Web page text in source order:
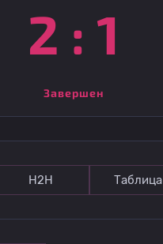
2 : 1
Завершен
Н2Н Таблица